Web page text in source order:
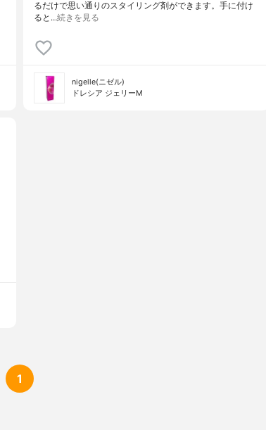
るだけで思い通りのスタイリング剤ができます。手に付け
ると…続きを見る
nigelle(ニゼル)
ドレシア ジェリーM
1